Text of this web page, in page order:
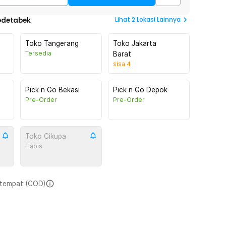
Lihat 2Lokasi Lainnya
Toko Tangerang
Tersedia
Toko Jakarta
Barat
sisa 4
Pick n Go Bekasi
Pre-Order
Pick n Go Depok
Pre-Order
Toko Cikupa
Habis
(COD)